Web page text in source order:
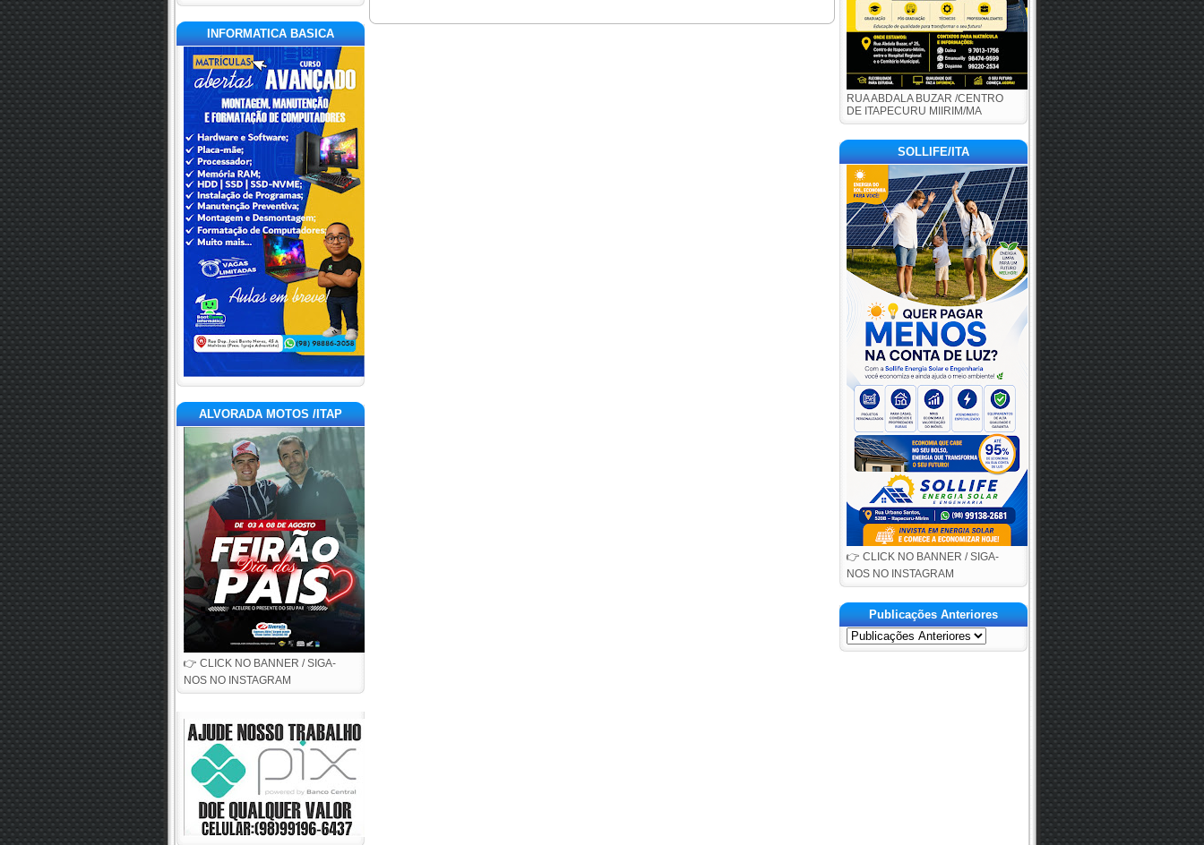
INFORMATICA BASICA
ALVORADA MOTOS /ITAP
👉 CLICK NO BANNER / SIGA-
NOS NO INSTAGRAM
RUA ABDALA BUZAR /CENTRO
DE ITAPECURU MIIRIM/MA
SOLLIFE/ITA
👉 CLICK NO BANNER / SIGA-
NOS NO INSTAGRAM
Publicações Anteriores